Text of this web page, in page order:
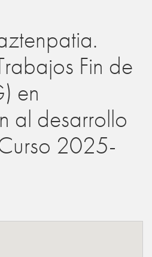
Fin de
en
al desarrollo
2025-